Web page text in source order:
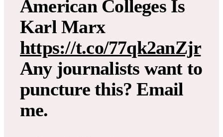
American Colleges Is
Karl Marx
https://t.co/77qk2anZjr
Any journalists want to
puncture this? Email
me.